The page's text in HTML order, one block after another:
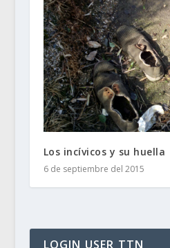
Los incívicos y su huella
6 de septiembre del 2015
LOGIN USER TTN